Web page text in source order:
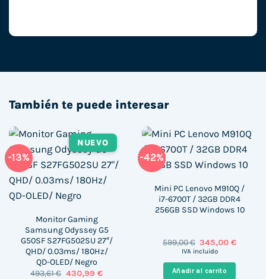
También te puede interesar
-13%
NUEVO
Monitor Gaming
Samsung Odyssey G5
G50SF S27FG502SU 27″/
QHD/ 0.03ms/ 180Hz/
QD-OLED/ Negro
493,61€ El
430,99 €El
-42%
Mini PC Lenovo M910Q /
i7-6700T / 32GB DDR4
256GB SSD Windows 10
599,00€ El
precio
era:
599,00 €.
345,00€El
IVA incluido
Añadir al carrito